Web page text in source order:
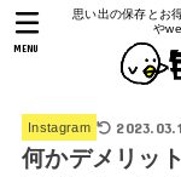
思い出の保存とお
や
MENU
Instagram
何かデメリッ